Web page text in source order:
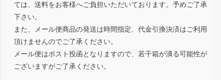
ては、送料をお客様へご負担いただいております。予めご了承
下さい。
また、メール便商品の発送は時間指定、代金引換決済はご利用
頂けませんのでご了承ください。
メール便はポスト投函となりますので、若干箱が潰る可能性が
ございますがご了承ください。